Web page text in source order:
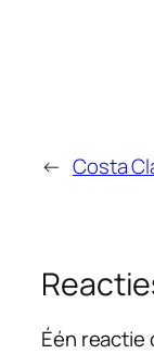
← Costa
Één reactie